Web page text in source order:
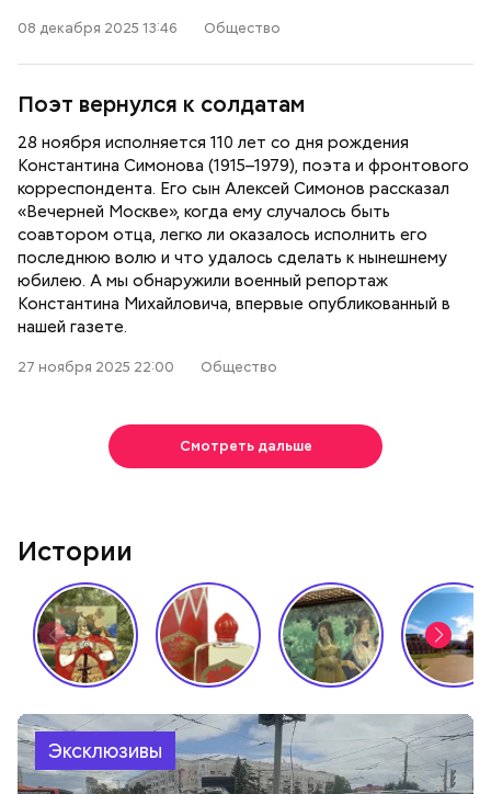
08 декабря 2025 13:46 Общество
Поэт вернулся к солдатам
28 ноября исполняется 110 лет со дня рождения
Константина Симонова (1915–1979), поэта и фронтового
корреспондента. Его сын Алексей Симонов рассказал
«Вечерней Москве», когда ему случалось быть
соавтором отца, легко ли оказалось исполнить его
последнюю волю и что удалось сделать к нынешнему
юбилею. А мы обнаружили военный репортаж
Константина Михайловича, впервые опубликованный в
нашей газете.
27 ноября 2025 22:00 Общество
Смотреть дальше
Истории
Эксклюзивы